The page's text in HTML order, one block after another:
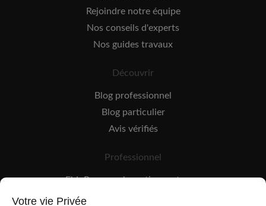
Rejoindre notre équipe
Nos conseils d'experts
Nos guides travaux
Découvrir
Blog professionnel
Blog particulier
Avis vérifiés
Professionnel
EldoPro pour les artisans et pros
EldoNetwork pour les réseaux, marques et industriels
Votre vie Privée